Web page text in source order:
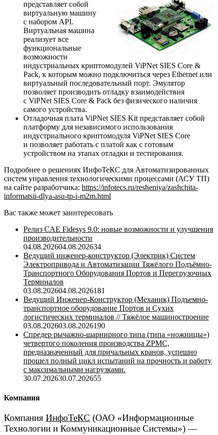
представляет собой
виртуальную машину
с набором API.
Виртуальная машина
реализует все
функциональные
возможности
индустриальных криптомодулей ViPNet SIES Core &
Pack, к которым можно подключиться через Ethernet или
виртуальный последовательный порт. Эмулятор
позволяет производить отладку взаимодействия
с ViPNet SIES Core & Pack без физического наличия
самого устройства.
Отладочная плата ViPNet SIES Kit представляет собой
платформу для независимого использования
индустриального криптомодуля ViPNet SIES Core
и позволяет работать с платой как с готовым
устройством на этапах отладки и тестирования.
Подробнее о решениях ИнфоТеКС для Автоматизированных
систем управления технологическими процессами (АСУ ТП)
на сайте разработчика: https://infotecs.ru/resheniya/zashchita-
informatsii-dlya-asu-tp-i-m2m.html
Вас также может заинтересовать
Релиз CAE Fidesys 9.0: новые возможности и улучшения
производительности
04.08.202604.08.202634
Ведущий инженер-конструктор (Электрик) Систем
Электропривода и Автоматизации Тяжёлого Подъёмно-
Транспортного Оборудования Портов и Перегрузочных
Терминалов
03.08.202604.08.2026181
Ведущий Инженер-Конструктор (Механик) Подъемно-
транспортное оборудование Портов и Сухих
логистических терминалов // Тяжёлое машиностроение
03.08.202603.08.2026190
Спредер рычажно-шарнирного типа (типа «ножницы»)
четвертого поколения производства ZPMC,
предназначенный для причальных кранов, успешно
прошел полный цикл испытаний на прочность и работу
с максимальными нагрузками.
30.07.202630.07.202655
Компания
Компания ИнфоТеКС (ОАО «Информационные
Технологии и Коммуникационные Системы») —